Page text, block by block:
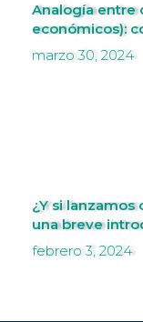
Analogía entre
económicos):
marzo 30, 2024
¿Y si
una breve
febrero 3, 2024